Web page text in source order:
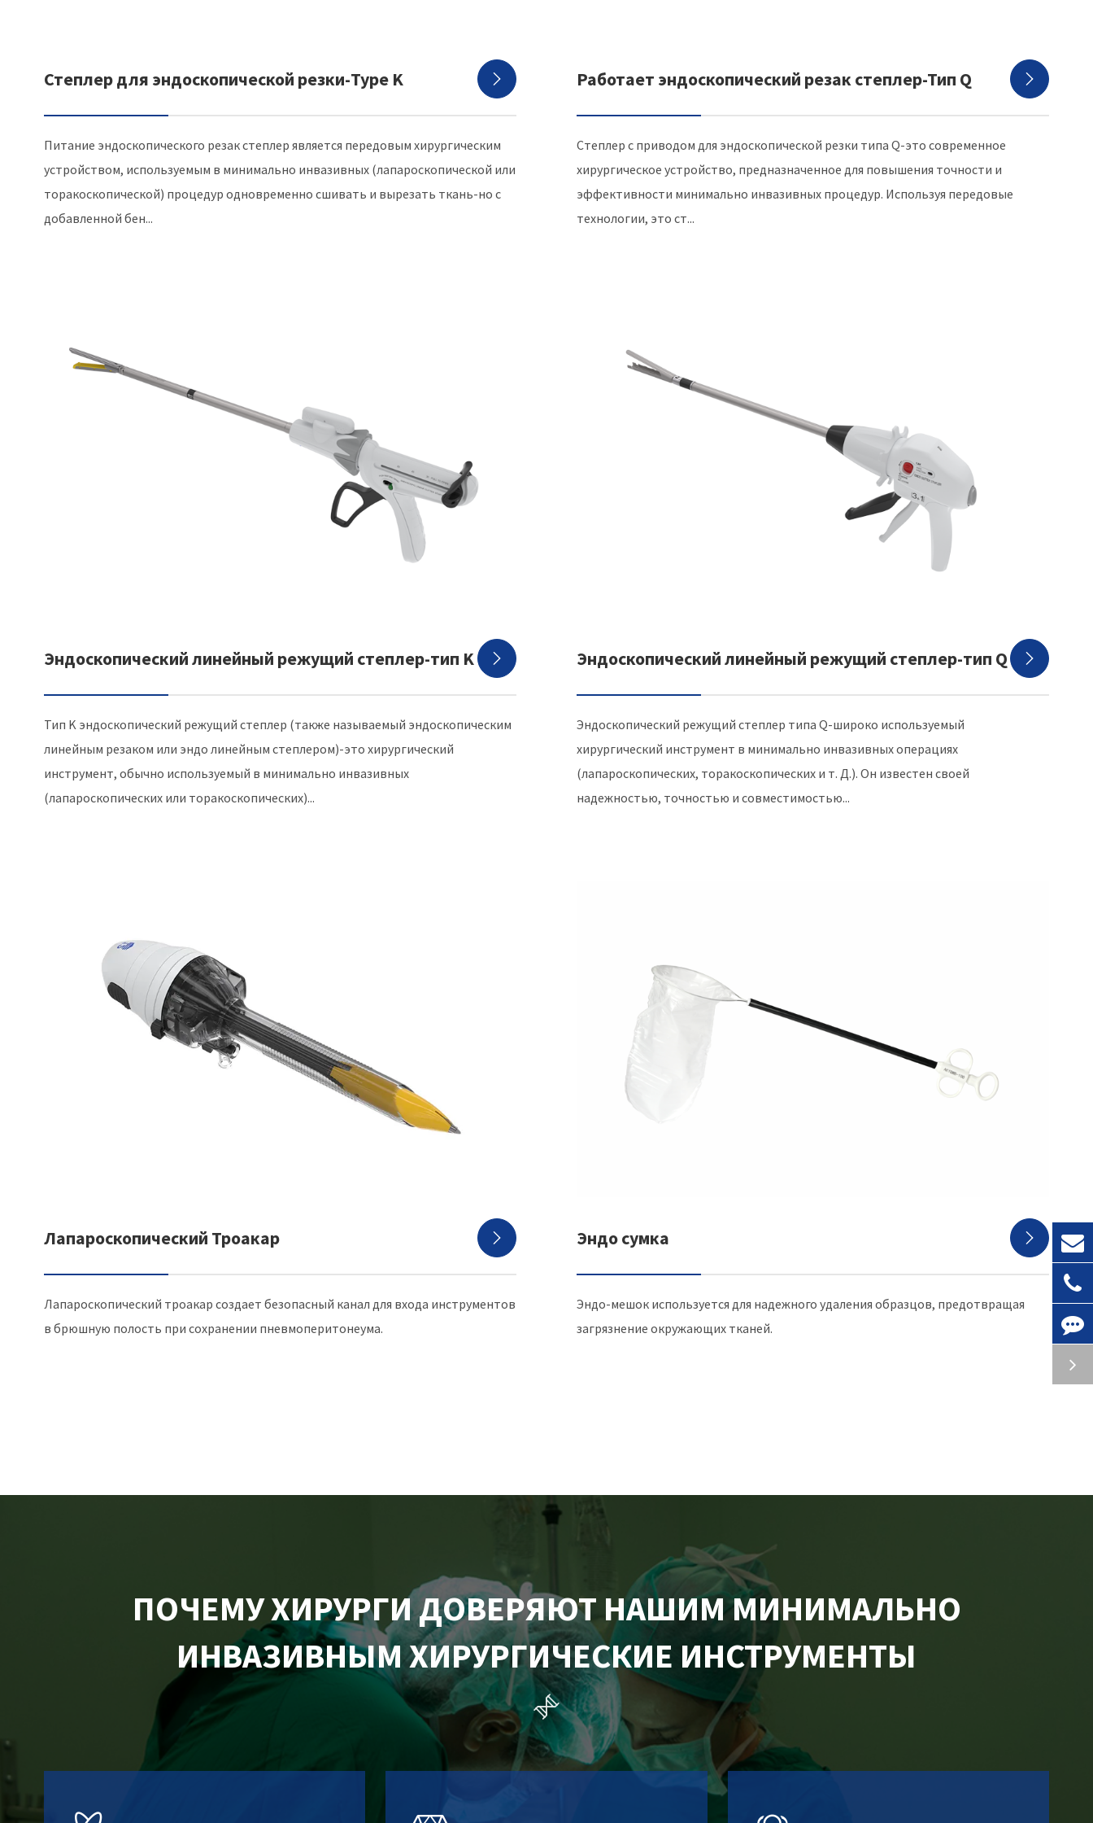
Степлер для эндоскопической резки-Type K 
Питание эндоскопического резак степлер является передовым хирургическим
устройством, используемым в минимально инвазивных (лапароскопической или
торакоскопической) процедур одновременно сшивать и вырезать ткань-но с
добавленной бен...
Работает эндоскопический резак степлер-Тип Q 
Степлер с приводом для эндоскопической резки типа Q-это современное
хирургическое устройство, предназначенное для повышения точности и
эффективности минимально инвазивных процедур. Используя передовые
технологии, это ст...
Эндоскопический линейный режущий степлер-тип K 
Тип K эндоскопический режущий степлер (также называемый эндоскопическим
линейным резаком или эндо линейным степлером)-это хирургический
инструмент, обычно используемый в минимально инвазивных
(лапароскопических или торакоскопических)...
Эндоскопический линейный режущий степлер-тип Q 
Эндоскопический режущий степлер типа Q-широко используемый
хирургический инструмент в минимально инвазивных операциях
(лапароскопических, торакоскопических и т. Д.). Он известен своей
надежностью, точностью и совместимостью...
Лапароскопический Троакар 
Лапароскопический троакар создает безопасный канал для входа инструментов
в брюшную полость при сохранении пневмоперитонеума.
Эндо сумка 
Эндо-мешок используется для надежного удаления образцов, предотвращая
загрязнение окружающих тканей.
ПОЧЕМУ ХИРУРГИ ДОВЕРЯЮТ НАШИМ МИНИМАЛЬНО
ИНВАЗИВНЫМ ХИРУРГИЧЕСКИЕ ИНСТРУМЕНТЫ
